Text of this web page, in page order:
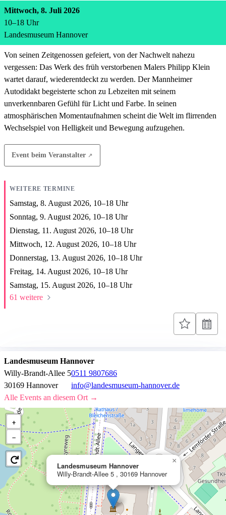
Mittwoch, 8. Juli 2026
10–18 Uhr
Landesmuseum Hannover
Von seinen Zeitgenossen gefeiert, von der Nachwelt nahezu
vergessen: Das Werk des früh verstorbenen Malers Philipp Klein
wartet darauf, wiederentdeckt zu werden. Der Mannheimer
Autodidakt begeisterte schon zu Lebzeiten mit seinem
unverkennbaren Gefühl für Licht und Farbe. In seinen
atmosphärischen Momentaufnahmen scheint die Welt im flirrenden
Wechselspiel von Helligkeit und Bewegung aufzugehen.
Event beim Veranstalter
WEITERE TERMINE
Samstag, 8. August 2026, 10–18 Uhr
Sonntag, 9. August 2026, 10–18 Uhr
Dienstag, 11. August 2026, 10–18 Uhr
Mittwoch, 12. August 2026, 10–18 Uhr
Donnerstag, 13. August 2026, 10–18 Uhr
Freitag, 14. August 2026, 10–18 Uhr
Samstag, 15. August 2026, 10–18 Uhr
61 weitere
Landesmuseum Hannover
Willy-Brandt-Allee 5
30169 Hannover
0511 9807686
info@landesmuseum-hannover.de
Alle Events an diesem Ort →
Landesmuseum Hannover
Willy-Brandt-Allee 5 , 30169 Hannover
×
+
−